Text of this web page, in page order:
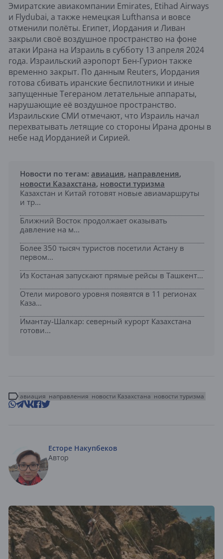
Эмиратские авиакомпании Emirates, Etihad Airways
и Flydubai, а также немецкая Lufthansa и вовсе
отменили полёты. Египет, Иордания и Ливан
закрыли своё воздушное пространство на фоне
атаки Ирана на Израиль в субботу 13 апреля 2024
года. Израильский аэропорт Бен-Гурион также
временно закрыт. По данным Reuters, Иордания
готова сбивать иранские беспилотники и иные
запущенные Тегераном летательные аппараты,
нарушающие её воздушное пространство.
Израильские СМИ отмечают, что Израиль начал
перехватывать летящие со стороны Ирана дроны в
небе над Иорданией и Сирией.
Новости по тегам: авиация, направления,
новости Казахстана, новости туризма
Казахстан и Китай готовят новые авиамаршруты
и тр...
Ближний Восток продолжает оказывать
давление на м...
Более 350 тысяч туристов посетили Астану в
первом...
Из Костаная запускают прямые рейсы в Ташкент...
Отели мирового уровня появятся в 11 регионах
Каза...
Имантау-Шалкар: северный курорт Казахстана
готови...
авиация направления новости Казахстана новости туризма
Есторе Накупбеков
Автор